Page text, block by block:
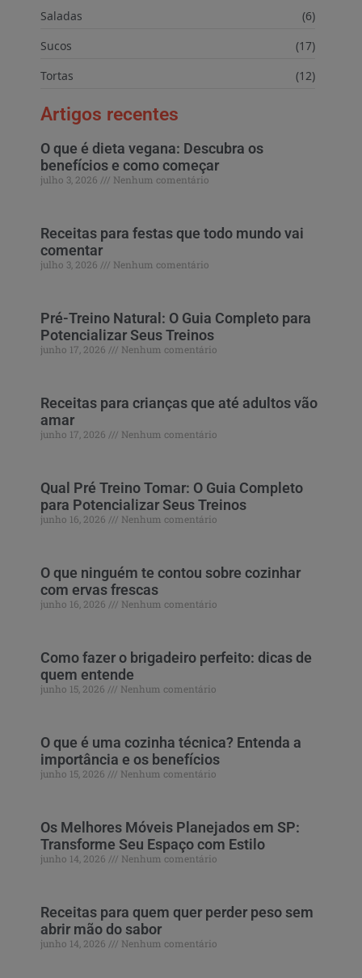
Saladas
(6)
Sucos
(17)
Tortas
(12)
Artigos recentes
O que é dieta vegana: Descubra os
benefícios e como começar
julho 3, 2026 Nenhum comentário
Receitas para festas que todo mundo vai
comentar
julho 3, 2026 Nenhum comentário
Pré-Treino Natural: O Guia Completo para
Potencializar Seus Treinos
junho 17, 2026 Nenhum comentário
Receitas para crianças que até adultos vão
amar
junho 17, 2026 Nenhum comentário
Qual Pré Treino Tomar: O Guia Completo
para Potencializar Seus Treinos
junho 16, 2026 Nenhum comentário
O que ninguém te contou sobre cozinhar
com ervas frescas
junho 16, 2026 Nenhum comentário
Como fazer o brigadeiro perfeito: dicas de
quem entende
junho 15, 2026 Nenhum comentário
O que é uma cozinha técnica? Entenda a
importância e os benefícios
junho 15, 2026 Nenhum comentário
Os Melhores Móveis Planejados em SP:
Transforme Seu Espaço com Estilo
junho 14, 2026 Nenhum comentário
Receitas para quem quer perder peso sem
abrir mão do sabor
junho 14, 2026 Nenhum comentário